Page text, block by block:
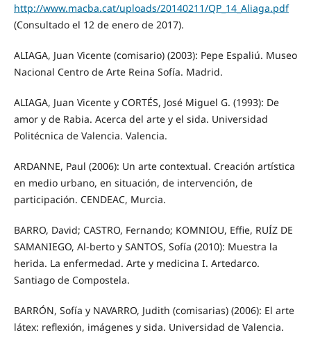
http://www.macba.cat/uploads/20140211/QP_14_Aliaga.pdf
(Consultado el 12 de enero de 2017).
ALIAGA, Juan Vicente (comisario) (2003): Pepe Espaliú. Museo
Nacional Centro de Arte Reina Sofía. Madrid.
ALIAGA, Juan Vicente y CORTÉS, José Miguel G. (1993): De
amor y de Rabia. Acerca del arte y el sida. Universidad
Politécnica de Valencia. Valencia.
ARDANNE, Paul (2006): Un arte contextual. Creación artística
en medio urbano, en situación, de intervención, de
participación. CENDEAC, Murcia.
BARRO, David; CASTRO, Fernando; KOMNIOU, Effie, RUÍZ DE
SAMANIEGO, Al-berto y SANTOS, Sofía (2010): Muestra la
herida. La enfermedad. Arte y medicina I. Artedarco.
Santiago de Compostela.
BARRÓN, Sofía y NAVARRO, Judith (comisarias) (2006): El arte
látex: reflexión, imágenes y sida. Universidad de Valencia.